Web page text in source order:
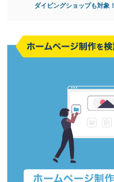
ダイビングショップも対象！